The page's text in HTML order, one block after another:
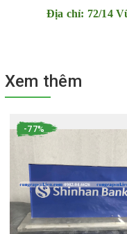
Địa chỉ: 72/14
Xem thêm
-77%